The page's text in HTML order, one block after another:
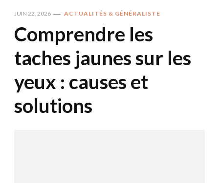
JUIN 22, 2026 ACTUALITÉS & GÉNÉRALISTE
Comprendre les
taches jaunes sur les
yeux : causes et
solutions